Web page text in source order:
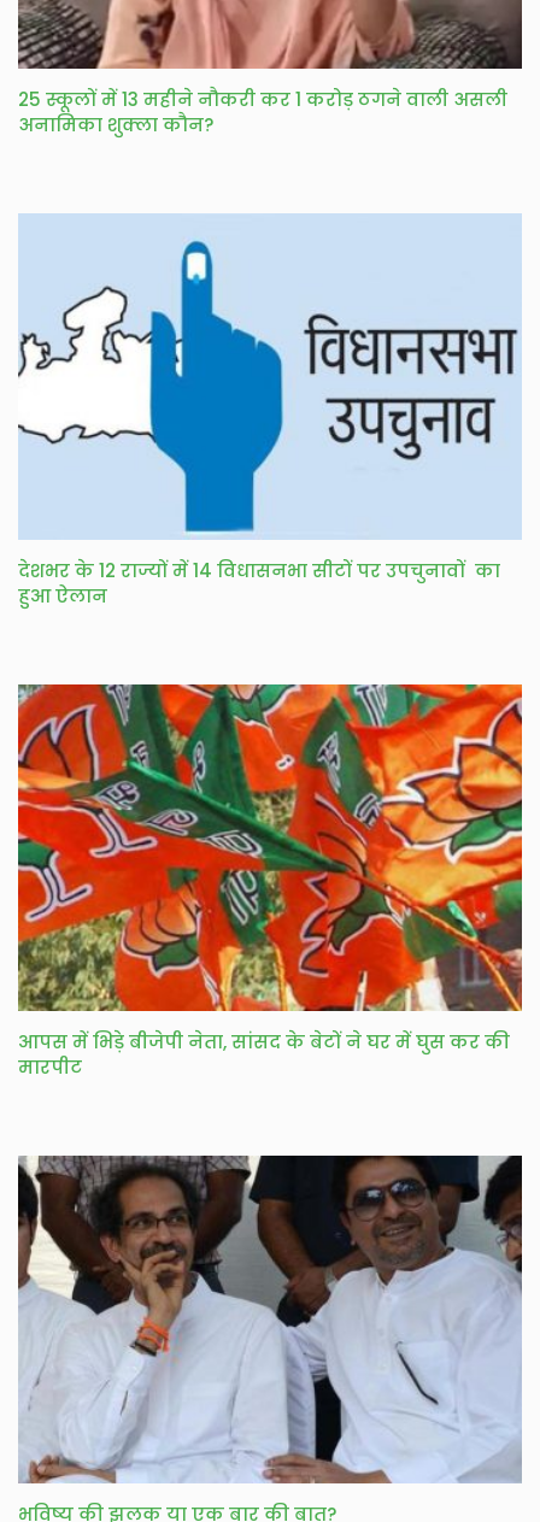
25 स्कूलों में 13 महीने नौकरी कर 1 करोड़ ठगने वाली असली
अनामिका शुक्ला कौन?
देशभर के 12 राज्यों में 14 विधासनभा सीटों पर उपचुनावों का
हुआ ऐलान
आपस में भिड़े बीजेपी नेता, सांसद के बेटों ने घर में घुस कर की
मारपीट
भविष्य की झलक या एक बार की बात?